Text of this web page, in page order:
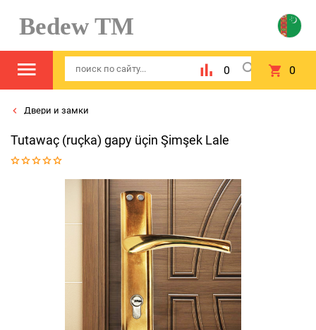
Bedew TM
0 0
Двери и замки
Tutawaç (ruçka) gapy üçin Şimşek Lale